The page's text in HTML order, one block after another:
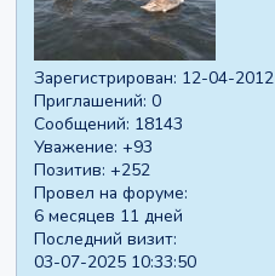
Зарегистрирован: 12-04-2012
Приглашений: 0
Сообщений: 18143
Уважение: +93
Позитив: +252
Провел на форуме:
6 месяцев 11 дней
Последний визит:
03-07-2025 10:33:50